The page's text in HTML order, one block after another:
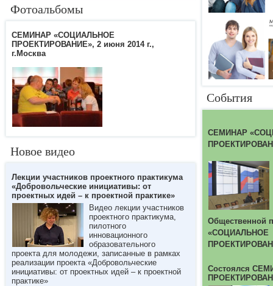
Фотоальбомы
СЕМИНАР «СОЦИАЛЬНОЕ
ПРОЕКТИРОВАНИЕ», 2 июня 2014 г.,
г.Москва
Новое видео
Лекции участников проектного практикума
«Добровольческие инициативы: от
проектных идей – к проектной практике»
Видео лекции участников
проектного практикума,
пилотного
инновационного
образовательного
проекта для молодежи, записанные в рамках
реализации проекта «Добровольческие
инициативы: от проектных идей – к проектной
практике»
События
СЕМИНАР
Общественной
«СОЦИАЛЬНОЕ
Состоялся